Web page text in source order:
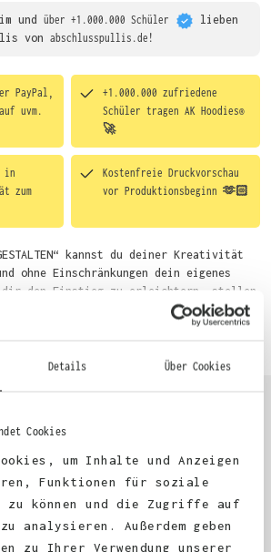
Details Über Cookies
Cookies
um Inhalte und Anzeigen
Funktionen für soziale
zu können und die Zugriffe auf
analysieren. Außerdem geben
zu Ihrer Verwendung unserer
und über +1.000.000 Schüler
lieben
von abschlusspullis.de!
PayPal,
uvm.
+1.000.000 zufriedene
Schüler tragen AK Hoodies®
🚀
in
zum
Kostenfreie Druckvorschau
vor Produktionsbeginn 🫶🏻
kannst du deiner Kreativität
ohne Einschränkungen dein eigenes
dir den Einstieg zu erleichtern, stellen
Designern vorgefertigte Vorlage bereit.
Produkte auf dieser Seite aus und
das Bestellformular, per E-Mail oder
FEEDBACK 🫶
Excellent